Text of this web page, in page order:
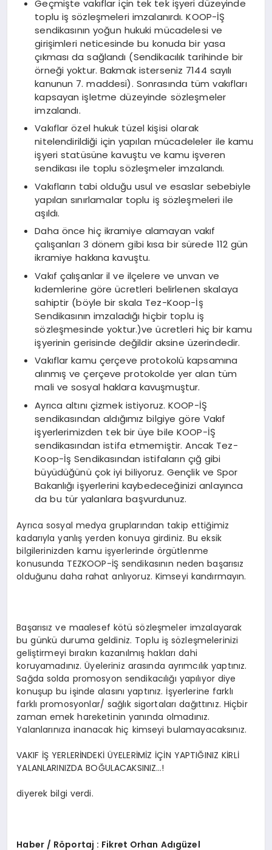
Geçmişte vakıflar için tek tek işyeri düzeyinde
toplu iş sözleşmeleri imzalanırdı. KOOP-İŞ
sendikasının yoğun hukuki mücadelesi ve
girişimleri neticesinde bu konuda bir yasa
çıkması da sağlandı (Sendikacılık tarihinde bir
örneği yoktur. Bakmak isterseniz 7144 sayılı
kanunun 7. maddesi). Sonrasında tüm vakıfları
kapsayan işletme düzeyinde sözleşmeler
imzalandı.
Vakıflar özel hukuk tüzel kişisi olarak
nitelendirildiği için yapılan mücadeleler ile kamu
işyeri statüsüne kavuştu ve kamu işveren
sendikası ile toplu sözleşmeler imzalandı.
Vakıfların tabi olduğu usul ve esaslar sebebiyle
yapılan sınırlamalar toplu iş sözleşmeleri ile
aşıldı.
Daha önce hiç ikramiye alamayan vakıf
çalışanları 3 dönem gibi kısa bir sürede 112 gün
ikramiye hakkına kavuştu.
Vakıf çalışanlar il ve ilçelere ve unvan ve
kıdemlerine göre ücretleri belirlenen skalaya
sahiptir (böyle bir skala Tez-Koop-İş
Sendikasının imzaladığı hiçbir toplu iş
sözleşmesinde yoktur.)ve ücretleri hiç bir kamu
işyerinin gerisinde değildir aksine üzerindedir.
Vakıflar kamu çerçeve protokolü kapsamına
alınmış ve çerçeve protokolde yer alan tüm
mali ve sosyal haklara kavuşmuştur.
Ayrıca altını çizmek istiyoruz. KOOP-İŞ
sendikasından aldığımız bilgiye göre Vakıf
işyerlerimizden tek bir üye bile KOOP-İŞ
sendikasından istifa etmemiştir. Ancak Tez-
Koop-İş Sendikasından istifaların çığ gibi
büyüdüğünü çok iyi biliyoruz. Gençlik ve Spor
Bakanlığı işyerlerini kaybedeceğinizi anlayınca
da bu tür yalanlara başvurdunuz.
Ayrıca sosyal medya gruplarından takip ettiğimiz
kadarıyla yanlış yerden konuya girdiniz. Bu eksik
bilgilerinizden kamu işyerlerinde örgütlenme
konusunda TEZKOOP-İŞ sendikasının neden başarısız
olduğunu daha rahat anlıyoruz. Kimseyi kandırmayın.
Başarısız ve maalesef kötü sözleşmeler imzalayarak
bu günkü duruma geldiniz. Toplu iş sözleşmelerinizi
geliştirmeyi bırakın kazanılmış hakları dahi
koruyamadınız. Üyeleriniz arasında ayrımcılık yaptınız.
Sağda solda promosyon sendikacılığı yapılıyor diye
konuşup bu işinde alasını yaptınız. İşyerlerine farklı
farklı promosyonlar/ sağlık sigortaları dağıttınız. Hiçbir
zaman emek hareketinin yanında olmadınız.
Yalanlarınıza inanacak hiç kimseyi bulamayacaksınız.
VAKIF İŞ YERLERİNDEKİ ÜYELERİMİZ İÇİN YAPTIĞINIZ KİRLİ
YALANLARINIZDA BOĞULACAKSINIZ…!
diyerek bilgi verdi.
Haber / Röportaj : Fikret Orhan Adıgüzel